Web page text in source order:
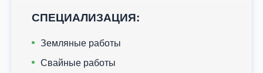
СПЕЦИАЛИЗАЦИЯ:
Земляные работы
Свайные работы